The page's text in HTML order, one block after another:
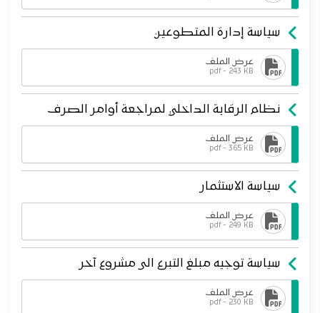
سياسة إدارة المتطوعين
عرض الملف
pdf - 243 KB
نظام الرقابة الداخلي لمراجعة أوامر الصرف
عرض الملف
pdf - 365 KB
سياسة الاستثمار
عرض الملف
pdf - 249 KB
سياسة توجيه مبلغ التبرع الى مشروع آخر
عرض الملف
pdf - 230 KB